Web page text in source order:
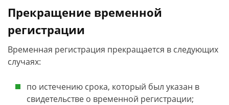
Прекращение временной
регистрации
Временная регистрация прекращается в следующих
случаях:
по истечению срока, который был указан в
свидетельстве о временной регистрации;